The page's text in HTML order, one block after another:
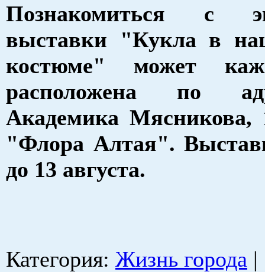
Познакомиться с
выставки "Кукла в
костюме" может
расположена по
Академика Мясникова,
"Флора Алтая".
до 13 августа.
Категория: Жизнь города |